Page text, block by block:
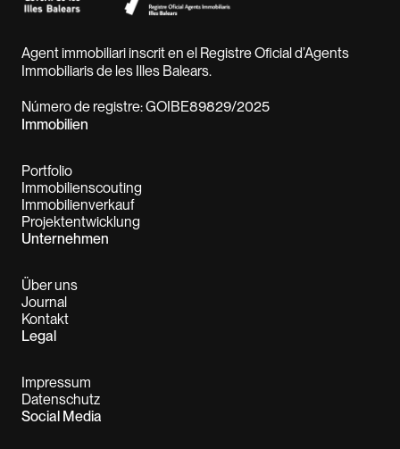
Agent immobiliari inscrit en el Registre Oficial d’Agents
Immobiliaris de les Illes Balears.
Número de registre: GOIBE89829/2025
Immobilien
Portfolio
Immobilienscouting
Immobilienverkauf
Projektentwicklung
Unternehmen
Über uns
Journal
Kontakt
Legal
Impressum
Datenschutz
Social Media